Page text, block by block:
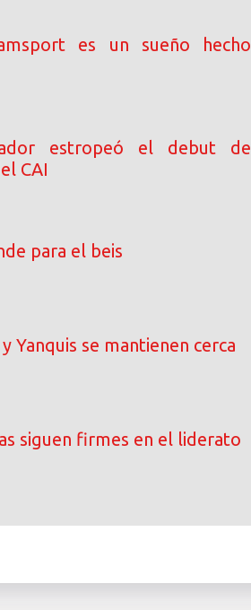
es un sueño hecho
estropeó el debut de
CAI
para el beis
Yanquis se mantienen cerca
siguen firmes en el liderato